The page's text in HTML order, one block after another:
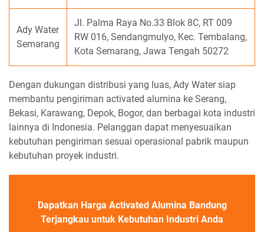
Ady Water
Semarang
Jl. Palma Raya No.33 Blok 8C, RT 009
RW 016, Sendangmulyo, Kec. Tembalang,
Kota Semarang, Jawa Tengah 50272
Dengan dukungan distribusi yang luas, Ady Water siap
membantu pengiriman activated alumina ke Serang,
Bekasi, Karawang, Depok, Bogor, dan berbagai kota industri
lainnya di Indonesia. Pelanggan dapat menyesuaikan
kebutuhan pengiriman sesuai operasional pabrik maupun
kebutuhan proyek industri.
Dapatkan Harga Activated Alumina Bandung
Terjangkau untuk Kebutuhan Industri Anda